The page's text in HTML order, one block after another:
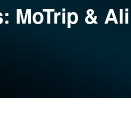
MoTrip & Ali